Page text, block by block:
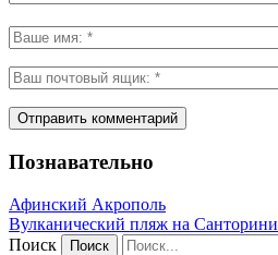
Познавательно
Афинский Акрополь
Вулканический пляж на Санторини
Поиск